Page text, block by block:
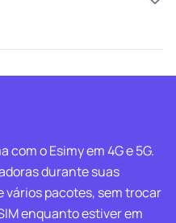
o Esimy em 4G e 5G.
durante suas
vários pacotes, sem trocar
enquanto estiver em